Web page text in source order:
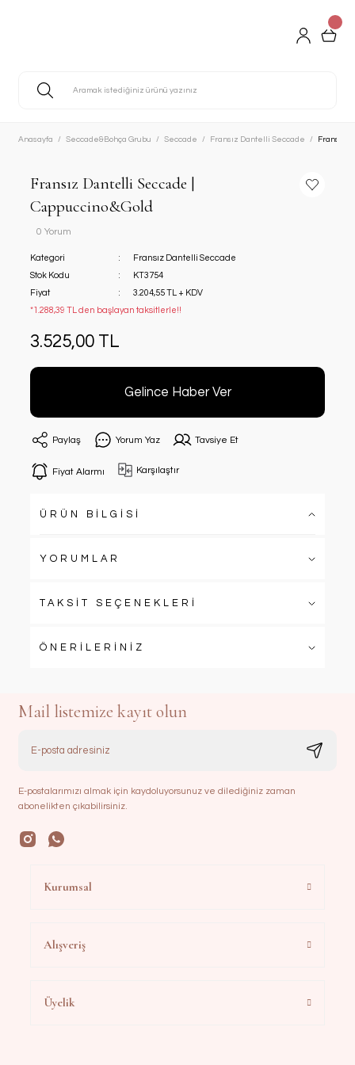
Anasayfa Seccade&Bohça Grubu Seccade Fransız Dantelli Seccade Fransız
Fransız Dantelli Seccade |
Cappuccino&Gold
0 Yorum
Kategori
Fransız Dantelli Seccade
Stok Kodu
KT3754
Fiyat
3.204,55 TL + KDV
*1.288,39 TL den başlayan taksitlerle!!
3.525,00 TL
Gelince Haber Ver
Paylaş Yorum Yaz Tavsiye Et
Fiyat Alarmı Karşılaştır
ÜRÜN BİLGİSİ
YORUMLAR
TAKSİT SEÇENEKLERİ
ÖNERİLERİNİZ
Mail listemize kayıt olun
E-postalarımızı almak için kaydoluyorsunuz ve dilediğiniz zaman
abonelikten çıkabilirsiniz.
Kurumsal
Alışveriş
Üyelik